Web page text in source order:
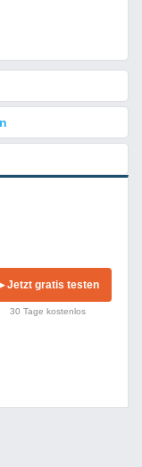
Jetzt gratis testen
30 Tage kostenlos